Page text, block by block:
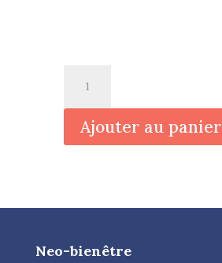
Version
téléchargeable
du
quoi
Ajouter au panier
Neo-bienêtre